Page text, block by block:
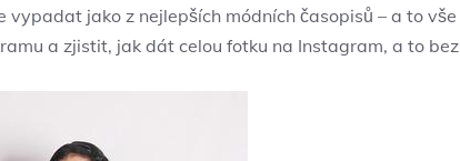
‌jako‍ z nejlepších ⁤módních časopisů –‌ a to vše‍
a zjistit,​ jak dát ⁣celou fotku‌ na ‌Instagram,​ a to ​bez